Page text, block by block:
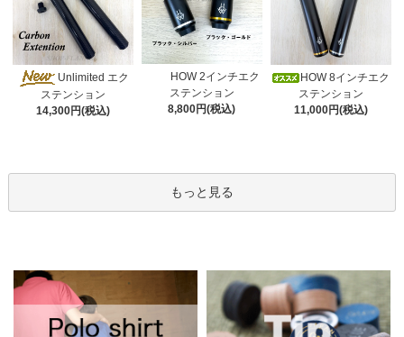
Unlimited エク
ステンション
14,300円(税込)
HOW 2インチエク
ステンション
8,800円(税込)
HOW 8インチエク
ステンション
11,000円(税込)
もっと見る